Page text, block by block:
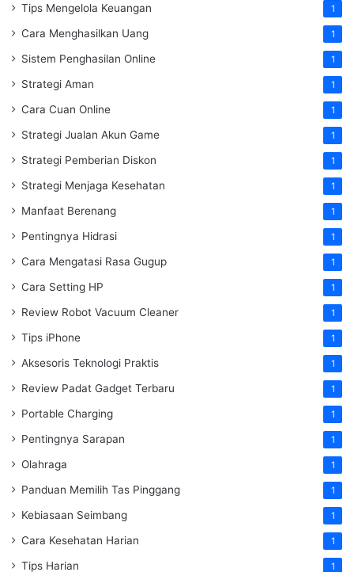
Tips Mengelola Keuangan 1
Cara Menghasilkan Uang 1
Sistem Penghasilan Online 1
Strategi Aman 1
Cara Cuan Online 1
Strategi Jualan Akun Game 1
Strategi Pemberian Diskon 1
Strategi Menjaga Kesehatan 1
Manfaat Berenang 1
Pentingnya Hidrasi 1
Cara Mengatasi Rasa Gugup 1
Cara Setting HP 1
Review Robot Vacuum Cleaner 1
Tips iPhone 1
Aksesoris Teknologi Praktis 1
Review Padat Gadget Terbaru 1
Portable Charging 1
Pentingnya Sarapan 1
Olahraga 1
Panduan Memilih Tas Pinggang 1
Kebiasaan Seimbang 1
Cara Kesehatan Harian 1
Tips Harian 1